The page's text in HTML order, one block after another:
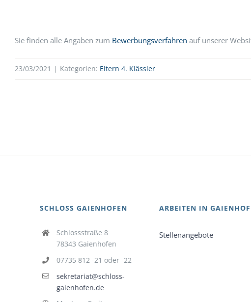
Sie finden alle Angaben zum Bewerbungsverfahren auf unserer
23/03/2021 | Kategorien: Eltern 4. Klässler
SCHLOSS GAIENHOFEN
Schlossstraße 8
78343 Gaienhofen
07735 812 -21 oder -22
sekretariat@schloss-
gaienhofen.de
ARBEITEN IN
Stellenangebote